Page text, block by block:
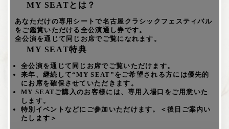
MY SEATとは？
あなただけの専用シートで名古屋クラシックフェスティバル
をご鑑賞いただける全公演通し券です。
全公演を通じて同じお席でご覧になれます。
MY SEAT特典
全公演を通じて同じお席でご覧いただけます。
来年、継続して“MY SEAT”をご希望される方には優先的
にお席を確保させていただきます。
MY SEATご購入のお客様には、専用入場口をご用意いた
します。
特別イベントなどにご参加いただけます。＜後日ご案内い
たします＞